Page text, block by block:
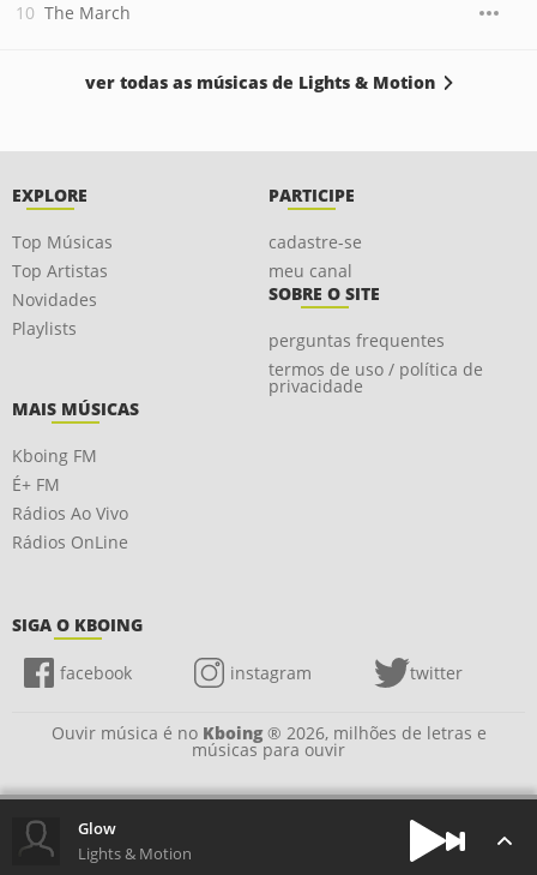
The March
ver todas as músicas de Lights & Motion
EXPLORE
Top Músicas
Top Artistas
Novidades
Playlists
PARTICIPE
cadastre-se
meu canal
SOBRE O SITE
perguntas frequentes
termos de uso / política de
privacidade
MAIS MÚSICAS
Kboing FM
É+ FM
Rádios Ao Vivo
Rádios OnLine
SIGA O KBOING
facebook instagram twitter
Ouvir música é no Kboing® 2026, milhões de letras e
músicas para ouvir
Glow
Lights & Motion